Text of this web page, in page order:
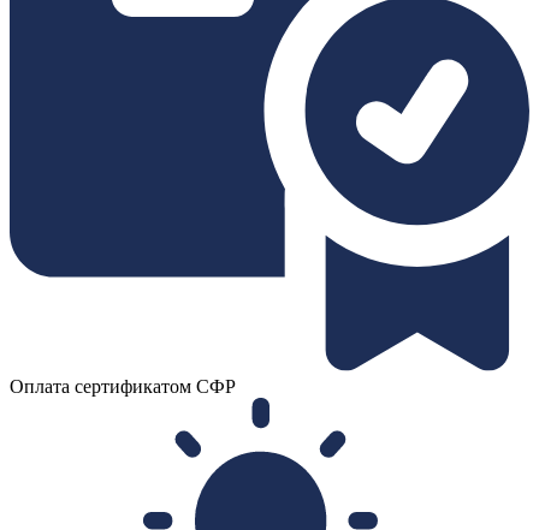
Оплата сертификатом СФР